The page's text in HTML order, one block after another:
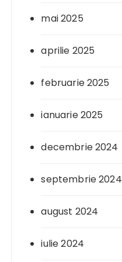
mai 2025
aprilie 2025
februarie 2025
ianuarie 2025
decembrie 2024
septembrie 2024
august 2024
iulie 2024